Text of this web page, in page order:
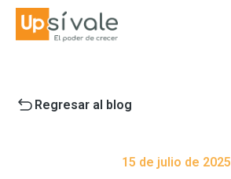
Regresar al blog
15 de julio de 2025